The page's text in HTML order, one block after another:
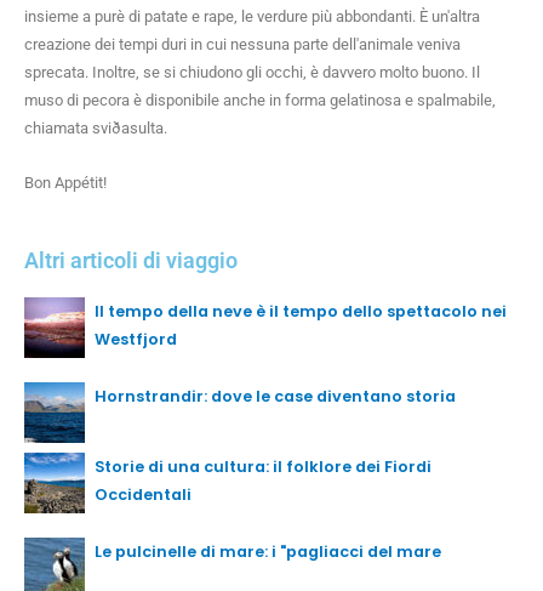
insieme a purè di patate e rape, le verdure più abbondanti. È un'altra
creazione dei tempi duri in cui nessuna parte dell'animale veniva
sprecata. Inoltre, se si chiudono gli occhi, è davvero molto buono. Il
muso di pecora è disponibile anche in forma gelatinosa e spalmabile,
chiamata sviðasulta.
Bon Appétit!
Altri articoli di viaggio
Il tempo della neve è il tempo dello spettacolo nei
Westfjord
Hornstrandir: dove le case diventano storia
Storie di una cultura: il folklore dei Fiordi
Occidentali
Le pulcinelle di mare: i "pagliacci del mare